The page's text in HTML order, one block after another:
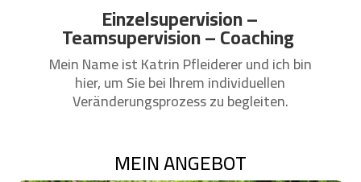
Einzelsupervision –
Teamsupervision – Coaching
Mein Name ist Katrin Pfleiderer und ich bin
hier, um Sie bei Ihrem individuellen
Veränderungsprozess zu begleiten.
MEIN ANGEBOT